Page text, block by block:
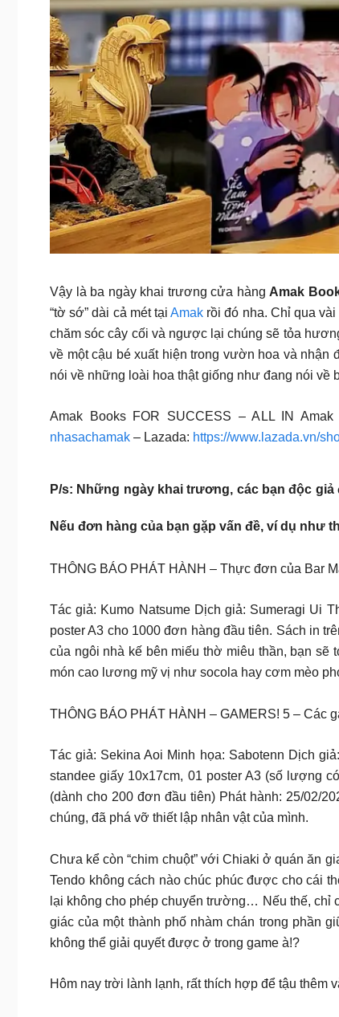
Vậy là ba ngày khai trương cửa hàng Amak
“tờ sớ” dài cả mét tạiAmak rồi đó nha. Chỉ qua
chăm sóc cây cối và ngược lại chúng sẽ tỏa
về một cậu bé xuất hiện trong vườn hoa và
nói về những loài hoa thật giống như đang nói về
Amak Books FOR SUCCESS – ALL IN
nhasachamak – Lazada: https://www.lazada.vn/
P/s: Những ngày khai trương, các bạn độc giả
Nếu đơn hàng của bạn gặp vấn đề, ví dụ như
THÔNG BÁO PHÁT HÀNH – Thực đơn của Bar
Tác giả: Kumo Natsume Dịch giả: Sumeragi Ui
poster A3 cho 1000 đơn hàng đầu tiên. Sách in
của ngôi nhà kế bên miếu thờ miêu thần, bạn
món cao lương mỹ vị như socola hay cơm mèo
THÔNG BÁO PHÁT HÀNH – GAMERS! 5 – Các
Tác giả: Sekina Aoi Minh họa: Sabotenn Dịch
standee giấy 10x17cm, 01 poster A3 (số lượng
(dành cho 200 đơn đầu tiên) Phát hành: 25/02/
chúng, đã phá vỡ thiết lập nhân vật của mình.
Chưa kể còn “chim chuột” với Chiaki ở quán ăn
Tendo không cách nào chúc phúc được cho cái
lại không cho phép chuyển trường… Nếu thế, chỉ
giác của một thành phố nhàm chán trong phần
không thể giải quyết được ở trong game à!?
Hôm nay trời lành lạnh, rất thích hợp để tậu thêm